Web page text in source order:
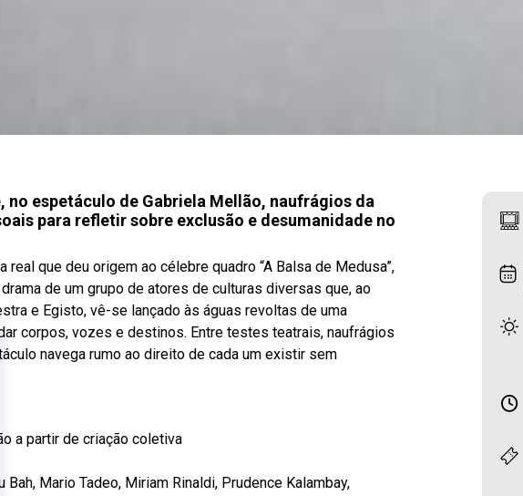
no espetáculo de Gabriela Mellão, naufrágios da
para refletir sobre exclusão e desumanidade no
real que deu origem ao célebre quadro “A Balsa de Medusa”,
de um grupo de atores de culturas diversas que, ao
e Egisto, vê-se lançado às águas revoltas de uma
corpos, vozes e destinos. Entre testes teatrais, naufrágios
navega rumo ao direito de cada um existir sem
a partir de criação coletiva
Bah, Mario Tadeo, Miriam Rinaldi, Prudence Kalambay,